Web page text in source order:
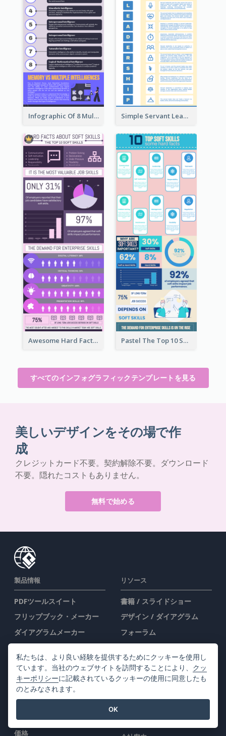
Infographic Of 8 Multiple Intelligences You Need To Know Simple Servant Leadership Infographic Design Idea
Awesome Hard Facts About Software Skills Infographic Design Pastel The Top 10 Soft Skills Infographic Design
すべてのインフォグラフィックテンプレートを見る
美しいデザインをその場で作
成
クレジットカード不要。契約解除不要。ダウンロード
不要。隠れたコストもありません。
無料で始める
製品情報
PDFツールスイート
フリップブック・メーカー
ダイアグラムメーカー
ル
ドキュメントエディター
プレゼンテーションメーカ
ー
表計算エディター
価格
リソース
書籍 / スライドショー
デザイン / ダイアグラム
フォーラム
ブログ
ナレッジ
私たちは、より良い経験を提供するためにクッキーを使用し
ています。当社のウェブサイトを訪問することにより、 クッ
キーポリシーに記載されているクッキーの使用に同意したも
のとみなされます。
OK